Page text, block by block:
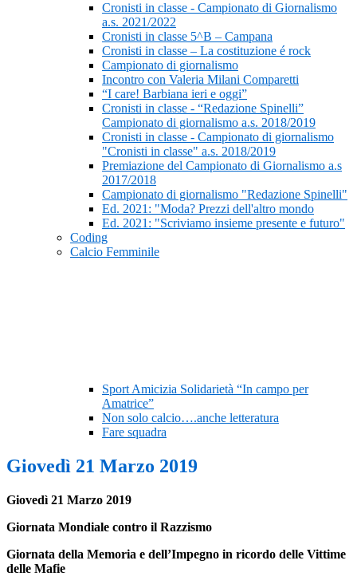
Cronisti in classe - Campionato di Giornalismo
a.s. 2021/2022
Cronisti in classe 5^B – Campana
Cronisti in classe – La costituzione é rock
Campionato di giornalismo
Incontro con Valeria Milani Comparetti
“I care! Barbiana ieri e oggi”
Cronisti in classe - “Redazione Spinelli”
Campionato di giornalismo a.s. 2018/2019
Cronisti in classe - Campionato di giornalismo
"Cronisti in classe" a.s. 2018/2019
Premiazione del Campionato di Giornalismo a.s
2017/2018
Campionato di giornalismo "Redazione Spinelli"
Ed. 2021: "Moda? Prezzi dell'altro mondo
Ed. 2021: "Scriviamo insieme presente e futuro"
Coding
Calcio Femminile
Sport Amicizia Solidarietà “In campo per
Amatrice”
Non solo calcio….anche letteratura
Fare squadra
Giovedì 21 Marzo 2019
Giovedì 21 Marzo 2019
Giornata Mondiale contro il Razzismo
Giornata della Memoria e dell’Impegno in ricordo delle Vittime
delle Mafie